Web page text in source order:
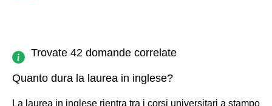
Trovate 42 domande correlate
Quanto dura la laurea in inglese?
La laurea in inglese rientra tra i corsi universitari a stampo